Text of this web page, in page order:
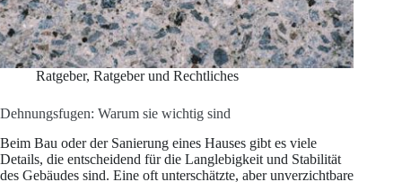
Ratgeber, Ratgeber und Rechtliches
Dehnungsfugen: Warum sie wichtig sind
Beim Bau oder der Sanierung eines Hauses gibt es viele
Details, die entscheidend für die Langlebigkeit und Stabilität
des Gebäudes sind. Eine oft unterschätzte, aber unverzichtbare